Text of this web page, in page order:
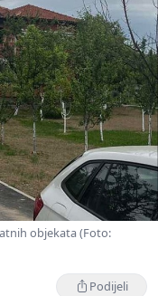
objekata (Foto:
Podijeli